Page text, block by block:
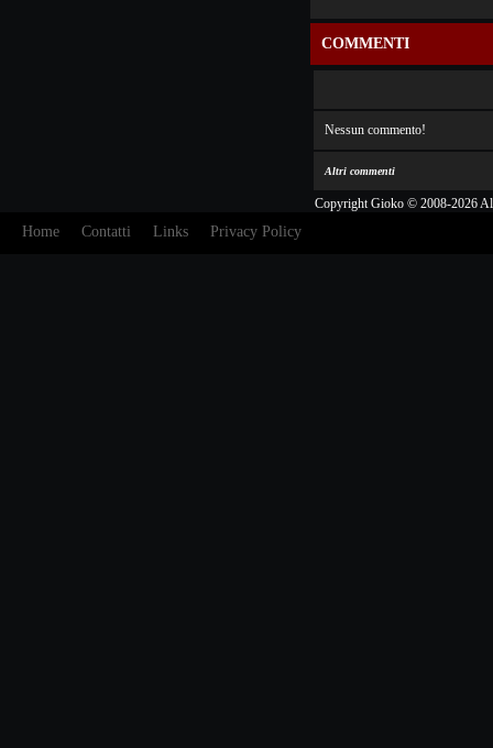
COMMENTI
Nessun commento!
Altri commenti
Copyright Gioko © 2008-2026
Home Contatti Links Privacy Policy